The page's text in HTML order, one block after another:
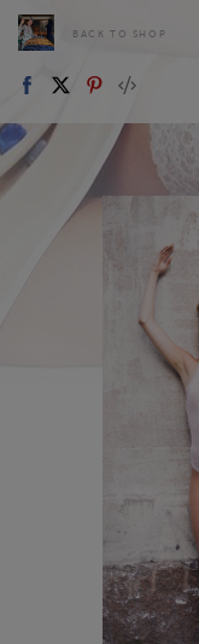
BACK TO SHOP